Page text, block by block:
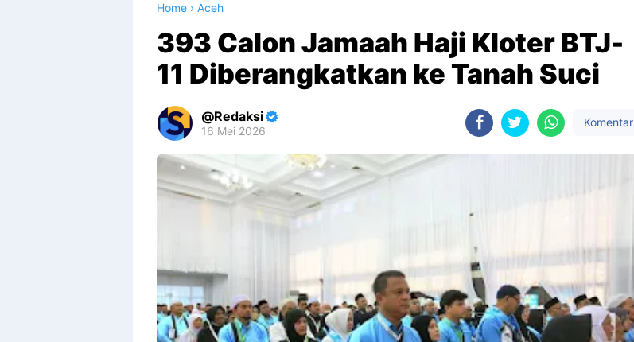
Home › Aceh
393 Calon Jamaah Haji Kloter BTJ-
11 Diberangkatkan ke Tanah Suci
Redaksi
16 Mei 2026
Komentar
Premium
By
Raushan